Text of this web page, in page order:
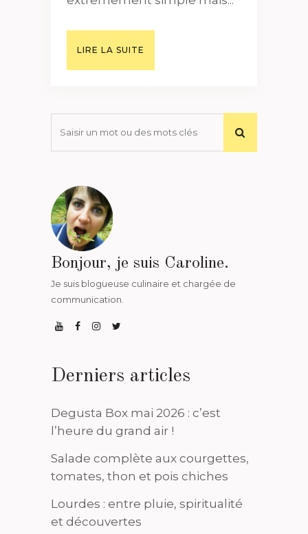
LIRE LA SUITE
Bonjour, je suis Caroline.
Je suis blogueuse culinaire et chargée de
communication.
Derniers articles
Degusta Box mai 2026 : c’est
l’heure du grand air !
Salade complète aux courgettes,
tomates, thon et pois chiches
Lourdes : entre pluie, spiritualité
et découvertes